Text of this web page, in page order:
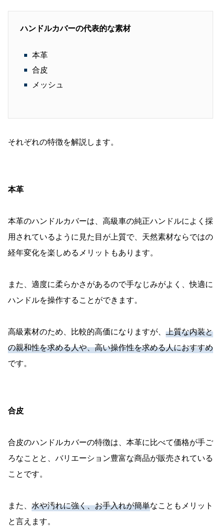
ハンドルカバーの代表的な素材
本革
合皮
メッシュ
それぞれの特徴を解説します。
本革
本革のハンドルカバーは、高級車の純正ハンドルによく採
用されているように見た目が上質で、天然素材ならではの
経年変化を楽しめるメリットもあります。
また、適度に柔らかさがあるので手なじみがよく、快適に
ハンドルを操作することができます。
高級素材のため、比較的高価になりますが、 上質な内装と
の親和性を求める人や、高い操作性を求める人におすすめ
です。
合皮
合皮のハンドルカバーの特徴は、本革に比べて価格が手ご
ろなことと、バリエーション豊富な商品が販売されている
ことです。
また、 水や汚れに強く、お手入れが簡単なこともメリット
と言えます。